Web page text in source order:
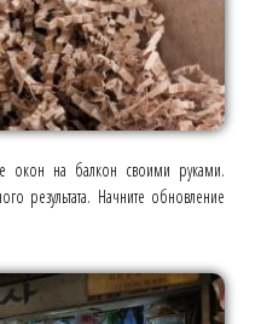
окон на балкон своими руками.
результата. Начните обновление